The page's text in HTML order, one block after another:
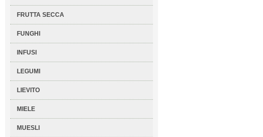
FRUTTA SECCA
FUNGHI
INFUSI
LEGUMI
LIEVITO
MIELE
MUESLI